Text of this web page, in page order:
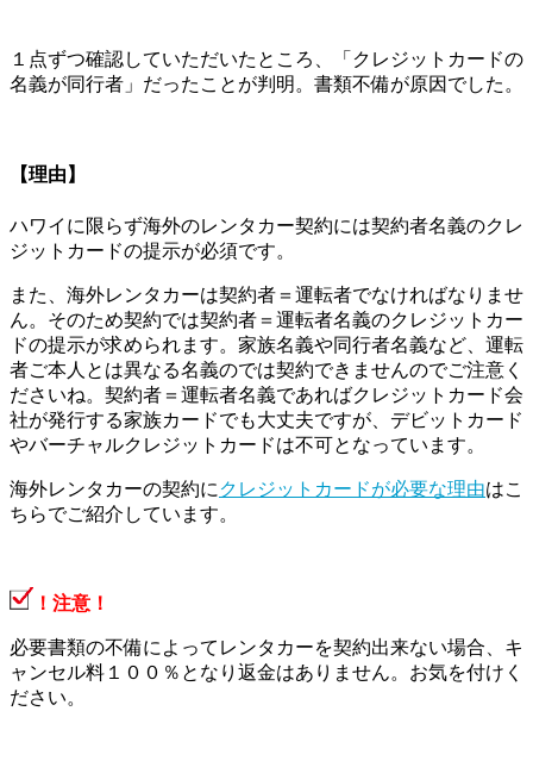
１点ずつ確認していただいたところ、「クレジットカードの
名義が同行者」だったことが判明。書類不備が原因でした。
【理由】
ハワイに限らず海外のレンタカー契約には契約者名義のクレ
ジットカードの提示が必須です。
また、海外レンタカーは契約者＝運転者でなければなりませ
ん。そのため契約では契約者＝運転者名義のクレジットカー
ドの提示が求められます。家族名義や同行者名義など、運転
者ご本人とは異なる名義のでは契約できませんのでご注意く
ださいね。契約者＝運転者名義であればクレジットカード会
社が発行する家族カードでも大丈夫ですが、デビットカード
やバーチャルクレジットカードは不可となっています。
海外レンタカーの契約に クレジットカードが必要な理由はこ
ちらでご紹介しています。
！注意！
必要書類の不備によってレンタカーを契約出来ない場合、キ
ャンセル料１００％となり返金はありません。お気を付けく
ださい。